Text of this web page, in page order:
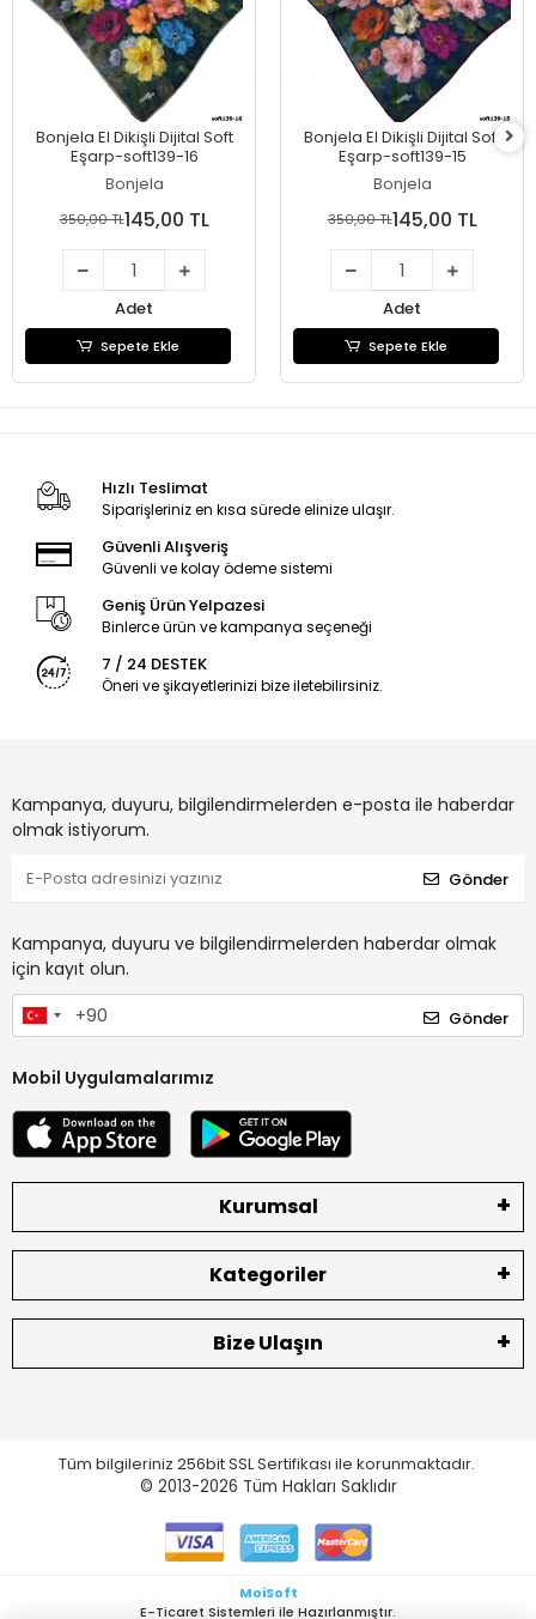
Bonjela El Dikişli Dijital Soft
Eşarp-soft139-16
Bonjela
350,00 TL145,00 TL
Adet
Sepete Ekle
Bonjela El Dikişli Dijital Soft
Eşarp-soft139-15
Bonjela
350,00 TL145,00 TL
Adet
Sepete Ekle
Hızlı Teslimat
Siparişleriniz en kısa sürede elinize ulaşır.
Güvenli Alışveriş
Güvenli ve kolay ödeme sistemi
Geniş Ürün Yelpazesi
Binlerce ürün ve kampanya seçeneği
7 / 24 DESTEK
Öneri ve şikayetlerinizi bize iletebilirsiniz.
Kampanya, duyuru, bilgilendirmelerden e-posta ile haberdar
olmak istiyorum.
Gönder
Kampanya, duyuru ve bilgilendirmelerden haberdar olmak
için kayıt olun.
Gönder
Mobil Uygulamalarımız
Kurumsal
Kategoriler
Bize Ulaşın
Tüm bilgileriniz 256bit SSL Sertifikası ile korunmaktadır.
© 2013-2026 Tüm Hakları Saklıdır
MoiSoft
E-Ticaret Sistemleri ile Hazırlanmıştır.